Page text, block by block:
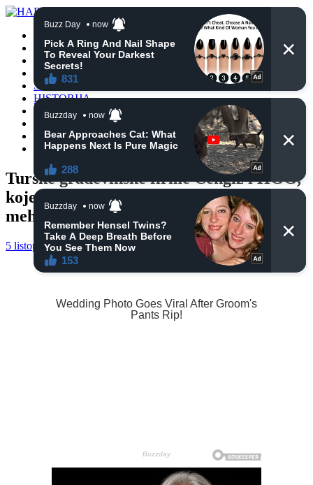
VIJESTI
BIH
TURSKA
SVIJET
HISTORIJA
RELIGIJA
ZANIMLJIVOSTI
CRNA HRONIKA
OBAVIJESTI
Turske građevinske firme Cengiz i HGG,
koje rade na Koridoru 5C, uputile konvoj
mehanizacije u Jablanicu
5 listopada, 2024 haberhana POČETNA